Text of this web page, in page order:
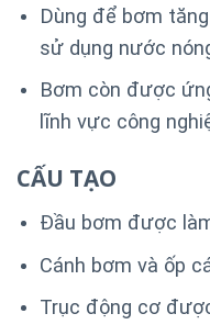
Dùng để bơm
sử dụng nước
Bơm còn được
lĩnh vực công
CẤU TẠO
Đầu bơm được
Cánh bơm và ốp
Trục động cơ